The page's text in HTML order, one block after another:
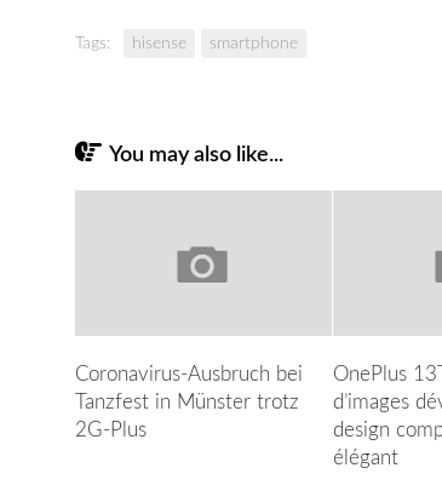
Tags: hisense smartphone
You may also like...
Coronavirus-Ausbruch bei
Tanzfest in Münster trotz
2G-Plus
OnePlus
d’images
design
élégant